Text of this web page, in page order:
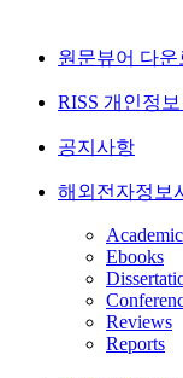
원문뷰어 다운
RISS 개인정보
공지사항
해외전자정보
Ebooks
Reviews
Reports